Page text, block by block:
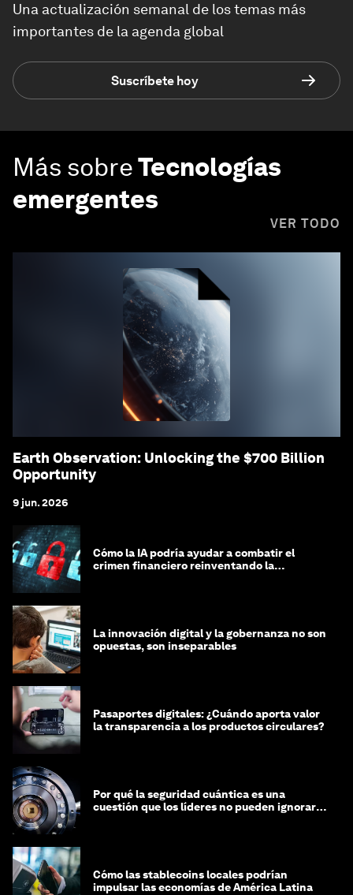
Una actualización semanal de los temas más
importantes de la agenda global
Suscríbete hoy
Más sobreTecnologías
emergentes
VER TODO
Earth Observation: Unlocking the $700 Billion
Opportunity
9 jun. 2026
Cómo la IA podría ayudar a combatir el
crimen financiero reinventando la
La innovación digital y la gobernanza no son
opuestas, son inseparables
Pasaportes digitales: ¿Cuándo aporta valor
la transparencia a los productos circulares?
Por qué la seguridad cuántica es una
cuestión que los líderes no pueden ignorar
Cómo las stablecoins locales podrían
impulsar las economías de América Latina